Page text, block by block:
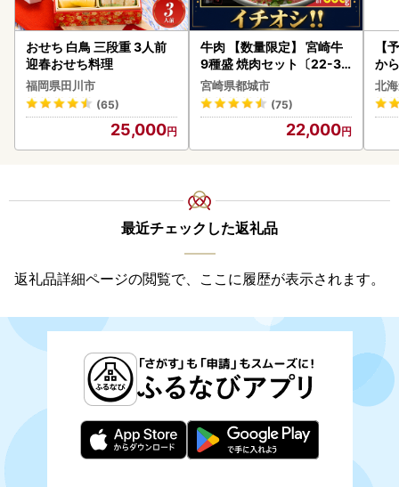
おせち 白鳥 三段重 3人前
迎春おせち料理
福岡県田川市
(65)
25,000
牛肉 【数量限定】 宮崎牛
9種盛 焼肉セット〔22-31
-006-600g〕都城 イチオ
シ!! 牛肉
宮崎県都城市
(75)
22,000
【
か
ら
g (
)【
北
最近チェックした返礼品
返礼品詳細ページの閲覧で、ここに履歴が表示されます。